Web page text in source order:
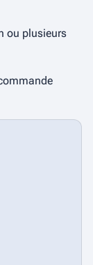
ou plusieurs